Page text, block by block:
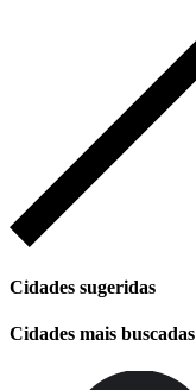
Cidades sugeridas
Cidades mais buscadas